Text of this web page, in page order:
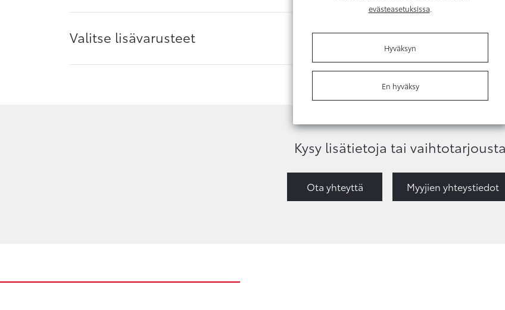
Valitse lisävarusteet
Kysy lisätietoja tai vaihtotarjousta
Ota yhteyttä Myyjien yhteystiedot
evästeasetuksissa.
Hyväksyn
En hyväksy